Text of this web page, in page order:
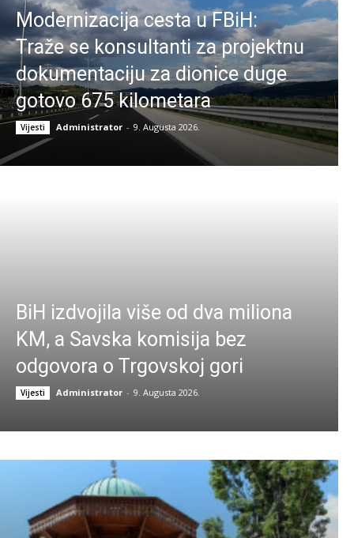
Modernizacija cesta u FBiH:
Traže se konsultanti za projektnu
dokumentaciju za dionice duge
gotovo 675 kilometara
Vijesti Administrator - 9. Augusta 2026.
BiH izdvojila više od dva miliona
KM, a Savska komisija bez
odgovora o Trgovskoj gori
Vijesti Administrator - 9. Augusta 2026.